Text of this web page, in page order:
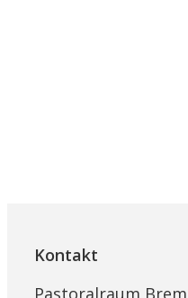
Kontakt
Pastoralraum